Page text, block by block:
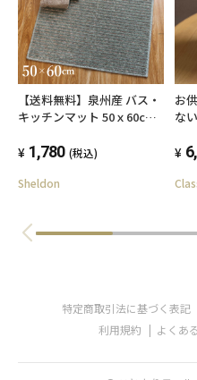
【送料無料】泉州産 バス・
キッチンマット 50ｘ60cm
ット おすすめ 人気 ウォッ
産 ギフト 洗濯 新生活 一人
1,780 (税込)
Sheldon
お
な
特定商取引法に基づく表記
利用規約
よくあ